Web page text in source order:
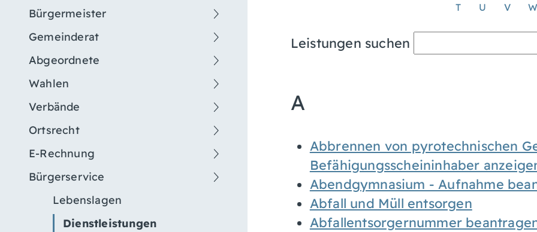
Bürgermeister
Gemeinderat
Abgeordnete
Wahlen
Verbände
Ortsrecht
E-Rechnung
Bürgerservice
Lebenslagen
Dienstleistungen
T U V W
Leistungen suchen
A
Abbrennen von pyrotechnischen
Befähigungsscheininhaber
Abendgymnasium - Aufnahme
Abfall und Müll entsorgen
Abfallentsorgernummer